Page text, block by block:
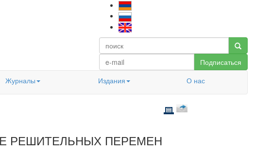
Подписаться
Журналы Издания О нас
РЕШИТЕЛЬНЫХ ПЕРЕМЕН